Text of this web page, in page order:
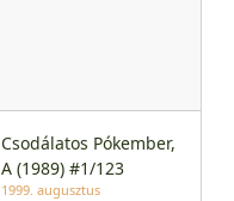
Csodálatos Pókember,
A (1989) #1/123
1999. augusztus